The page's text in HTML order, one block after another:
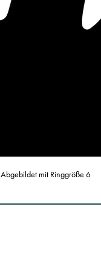
Abgebildet mit Ringgröße 6